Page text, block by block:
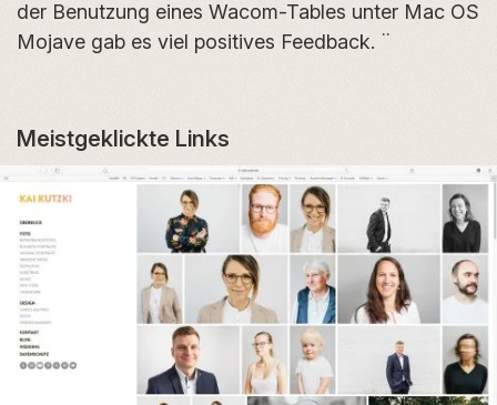
der Benutzung eines Wacom-Tables unter Mac OS
Mojave gab es viel positives Feedback. ¨
Meistgeklickte Links